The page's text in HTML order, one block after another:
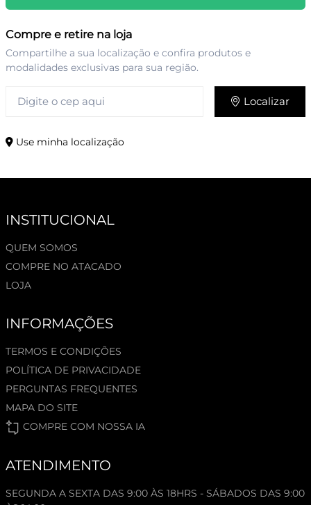
Compre e retire na loja
Compartilhe a sua localização e confira produtos e
modalidades exclusivas para sua região.
Localizar
Use minha localização
INSTITUCIONAL
QUEM SOMOS
COMPRE NO ATACADO
LOJA
INFORMAÇÕES
TERMOS E CONDIÇÕES
POLÍTICA DE PRIVACIDADE
PERGUNTAS FREQUENTES
MAPA DO SITE
COMPRE COM NOSSA IA
ATENDIMENTO
SEGUNDA A SEXTA DAS 9:00 ÀS 18HRS - SÁBADOS DAS 9:00